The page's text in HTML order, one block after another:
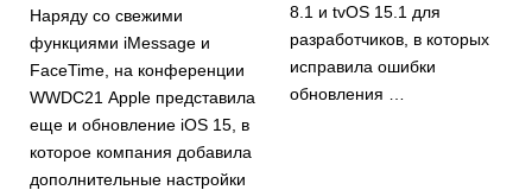
Наряду со свежими
функциями iMessage и
FaceTime, на конференции
WWDC21 Apple представила
еще и обновление iOS 15, в
которое компания добавила
дополнительные настройки
8.1 и tvOS 15.1 для
разработчиков, в которых
исправила ошибки
обновления …